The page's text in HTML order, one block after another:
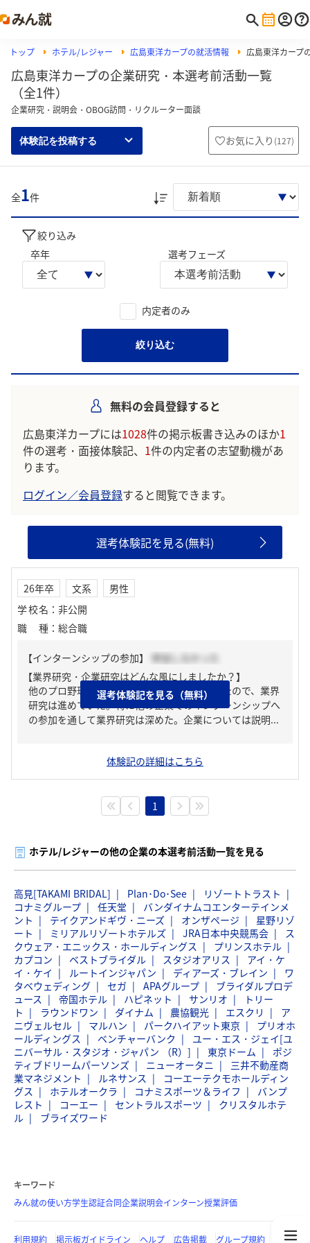
トップ ホテル/レジャー 広島東洋カープの就活情報 広島東洋カープ
広島東洋カープの企業研究・本選考前活動一覧
（全1件）
企業研究・説明会・OBOG訪問・リクルーター面談
体験記を投稿する お気に入り (127)
全1件
絞り込み
卒年
選考フェーズ
内定者のみ
絞り込む
無料の会員登録すると
広島東洋カープには1028件の掲示板書き込みのほか1
件の選考・面接体験記、 1件の内定者の志望動機があ
ります。
ログイン／会員登録すると閲覧できます。
選考体験記を見る(無料)
26年卒 文系
男性
学校名 ： 非公開
職種 ： 総合職
【インターンシップの参加】
参加しなかった
【業界研究・企業研究はどんな風にしましたか？】
他のプロ野球の球団職員も並行して受けていたので、業界
研究は進めていた。特に他の企業でのインターンシップへ
の参加を通して業界研究は深めた。企業については説明...
選考体験記を見る（無料）
体験記の詳細はこちら
1
ホテル/レジャーの他の企業の本選考前活動一覧を見る
高見[TAKAMI BRIDAL] Plan･Do･See
リゾートトラスト
コナミグループ
任天堂
バンダイナムコエンターテインメ
ント
テイクアンドギヴ・ニーズ オンザページ
星野リゾ
ート
ミリアルリゾートホテルズ JRA日本中央競馬会
ス
クウェア・エニックス・ホールディングス
プリンスホテル
カプコン
ベストブライダル スタジオアリス
アイ・ケ
イ・ケイ
ルートインジャパン ディアーズ・ブレイン
ワ
タベウェディング
セガ APAグループ
ブライダルプロデ
ュース
帝国ホテル ハピネット サンリオ
トリー
ト
ラウンドワン ダイナム 農協観光 エスクリ
ア
ニヴェルセル
マルハン パークハイアット東京
プリオホ
ールディングス
ベンチャーバンク
ユー・エス・ジェイ[ユ
ニバーサル・スタジオ・ジャパン （R）]
東京ドーム
ポジ
ティブドリームパーソンズ
ニューオータニ
三井不動産商
業マネジメント
ルネサンス
コーエーテクモホールディン
グス
ホテルオークラ コナミスポーツ＆ライフ
バンプ
レスト
コーエー セントラルスポーツ
クリスタルホテ
ル
ブライズワード
キーワード
みん就の使い方学生認証合同企業説明会インターン授業評価
利用規約 掲示板ガイドライン ヘルプ 広告掲載 グループ規約